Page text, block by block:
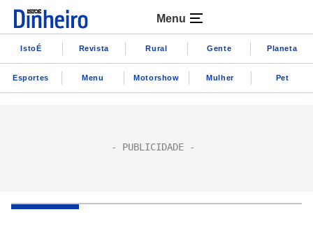
Menu
IstoÉ Revista Rural Gente Planeta
Esportes Menu Motorshow Mulher Pet